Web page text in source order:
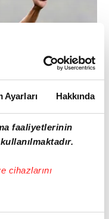
Ayarları Hakkında
faaliyetlerinin
cihazlarını
özel